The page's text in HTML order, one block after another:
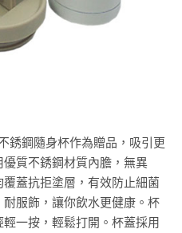
銹鋼隨身杯作為贈品，吸引更
質不銹鋼材質內膽，無異
蓋抗拒塗層，有效防止細菌
服飾，讓你飲水更健康。杯
一按，輕鬆打開。杯蓋採用